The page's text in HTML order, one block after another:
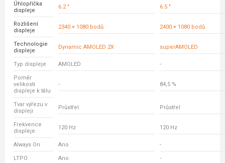
Úhlopříčka
displeje
6.2 " 6.5 "
Rozlišení
displeje
2340 × 1080 bodů 2400 × 1080 bodů
Technologie
displeje
Dynamic AMOLED 2X superAMOLED
Typ displeje AMOLED -
Poměr
velikosti
displeje k tělu
- 84,5 %
Tvar výřezu v
displeji
Průstřel Průstřel
Frekvence
displeje
120 Hz 120 Hz
Always On Ano -
LTPO Ano -